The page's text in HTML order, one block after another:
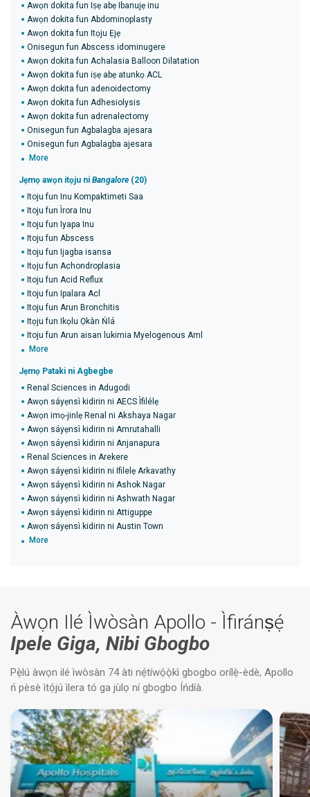
Awọn dokita fun Iṣẹ abẹ Ibanujẹ inu
Awọn dokita fun Abdominoplasty
Awọn dokita fun Itọju Ẹjẹ
Onisegun fun Abscess idominugere
Awọn dokita fun Achalasia Balloon Dilatation
Awọn dokita fun iṣẹ abẹ atunkọ ACL
Awọn dokita fun adenoidectomy
Awọn dokita fun Adhesiolysis
Awọn dokita fun adrenalectomy
Onisegun fun Agbalagba ajesara
Onisegun fun Agbalagba ajesara
More
Jẹmọ awọn itọju ni Bangalore (20)
Itoju fun Inu Kompaktimeti Saa
Itoju fun Ìrora Inu
Itoju fun Iyapa Inu
Itoju fun Abscess
Itoju fun Ijagba isansa
Itọju fun Achondroplasia
Itoju fun Acid Reflux
Itoju fun Ipalara Acl
Itoju fun Arun Bronchitis
Itọju fun Ikọlu Ọkàn Ńlá
Itoju fun Arun aisan lukimia Myelogenous Aml
More
Jẹmọ Pataki ni Agbegbe
Renal Sciences in Adugodi
Awọn sáyẹnsì kidirin ni AECS Ìfilélẹ
Awọn imọ-jinlẹ Renal ni Akshaya Nagar
Awọn sáyẹnsì kidirin ni Amrutahalli
Awọn sáyẹnsì kidirin ni Anjanapura
Renal Sciences in Arekere
Awọn sáyẹnsì kidirin ni Ifilelẹ Arkavathy
Awọn sáyẹnsì kidirin ni Ashok Nagar
Awọn sáyẹnsì kidirin ni Ashwath Nagar
Awọn sáyẹnsì kidirin ni Attiguppe
Awọn sáyẹnsì kidirin ni Austin Town
More
Àwọn Ilé Ìwòsàn Apollo - Ìfiránṣẹ́
Ipele Giga, Nibi Gbogbo
Pẹ̀lú àwọn ilé ìwòsàn 74 àti nẹ́tíwọ́ọ̀kì gbogbo orílẹ̀-èdè, Apollo
ń pèsè ìtọ́jú ìlera tó ga jùlọ ní gbogbo Íńdíà.